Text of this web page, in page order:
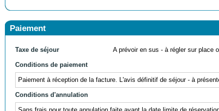
Paiement
Taxe de séjour A prévoir en sus - à régler sur place
Conditions de paiement
Paiement à réception de la facture. L'avis définitif de séjour - à
Conditions d'annulation